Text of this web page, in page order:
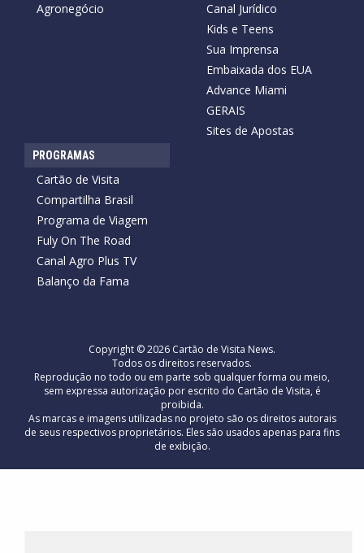
Agronegócio
Canal Jurídico
Kids e Teens
Sua Imprensa
Embaixada dos EUA
Advance Miami
GERAIS
Sites de Apostas
PROGRAMAS
Cartão de Visita
Compartilha Brasil
Programa de Viagem
Fuly On The Road
Canal Agro Plus TV
Balanço da Fama
Copyright © 2026 Cartão de Visita News.
Todos os direitos reservados.
Reprodução no todo ou em parte sob qualquer forma ou meio,
sem expressa autorização por escrito do Cartão de Visita, é
proibida.
As marcas e imagens utilizadas no projeto são os direitos autorais
de seus respectivos proprietários. Eles são usados ​​apenas para fins
de exibição.